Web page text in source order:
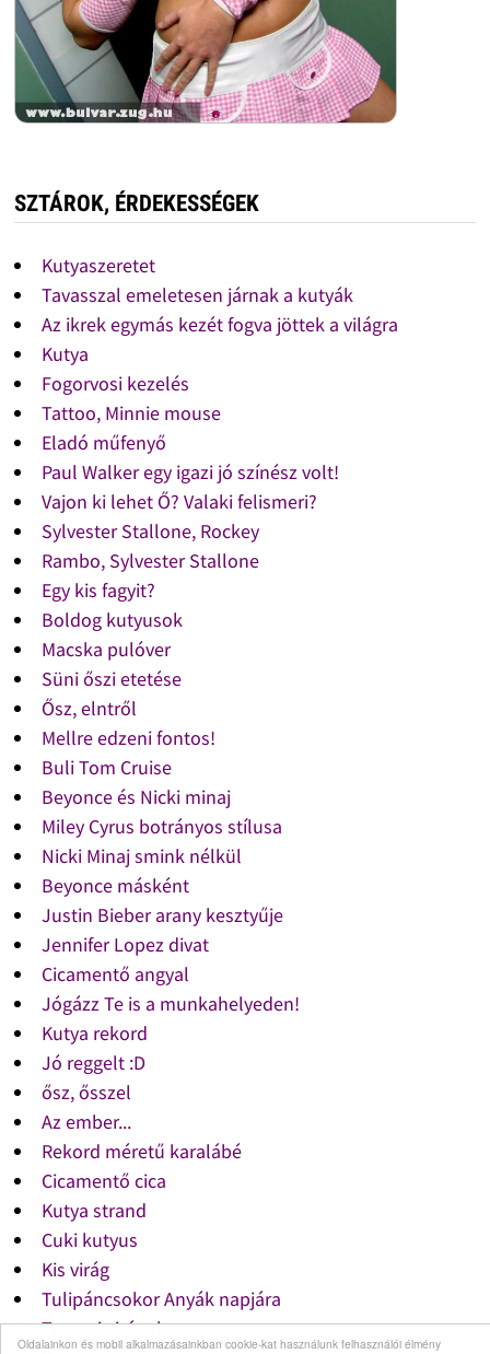
Oldalainkon és mobil alkalmazásainkban cookie-kat használunk felhasználói élmény
SZTÁROK, ÉRDEKESSÉGEK
Kutyaszeretet
Tavasszal emeletesen járnak a kutyák
Az ikrek egymás kezét fogva jöttek a világra
Kutya
Fogorvosi kezelés
Tattoo, Minnie mouse
Eladó műfenyő
Paul Walker egy igazi jó színész volt!
Vajon ki lehet Ő? Valaki felismeri?
Sylvester Stallone, Rockey
Rambo, Sylvester Stallone
Egy kis fagyit?
Boldog kutyusok
Macska pulóver
Süni őszi etetése
Ősz, elntről
Mellre edzeni fontos!
Buli Tom Cruise
Beyonce és Nicki minaj
Miley Cyrus botrányos stílusa
Nicki Minaj smink nélkül
Beyonce másként
Justin Bieber arany kesztyűje
Jennifer Lopez divat
Cicamentő angyal
Jógázz Te is a munkahelyeden!
Kutya rekord
Jó reggelt :D
ősz, ősszel
Az ember...
Rekord méretű karalábé
Cicamentő cica
Kutya strand
Cuki kutyus
Kis virág
Tulipáncsokor Anyák napjára
Tavaszi virágok